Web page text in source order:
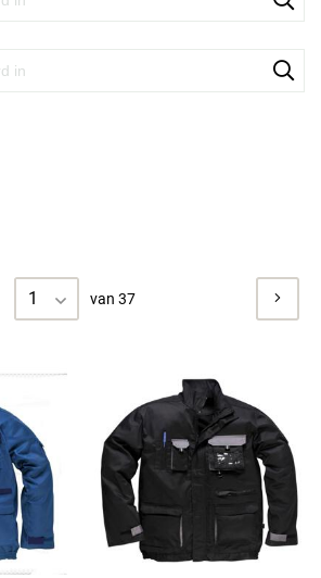
1 van 37